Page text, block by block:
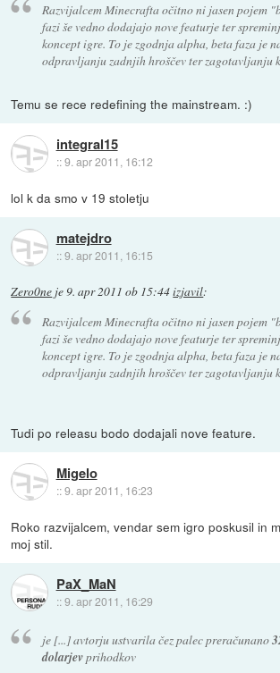
Razvijalcem Minecrafta očitno ni jasen pojem
fazi še vedno dodajajo nove featurje ter
koncept igre. To je zgodnja alpha, beta faza je
odpravljanju zadnjih hroščev ter zagotavljanju
Temu se rece redefining the mainstream. :)
integral15
::9. apr 2011, 16:12
lol k da smo v 19 stoletju
matejdro
::9. apr 2011, 16:15
Zero0ne je9. apr 2011 ob 15:44izjavil:
Razvijalcem Minecrafta očitno ni jasen pojem
fazi še vedno dodajajo nove featurje ter
koncept igre. To je zgodnja alpha, beta faza je
odpravljanju zadnjih hroščev ter zagotavljanju
Tudi po releasu bodo dodajali nove feature.
Migelo
::9. apr 2011, 16:23
Roko razvijalcem, vendar sem igro poskusil in
moj stil.
PaX_MaN
::9. apr 2011, 16:29
je [...] avtorju ustvarila čez palec preračunano
dolarjevprihodkov